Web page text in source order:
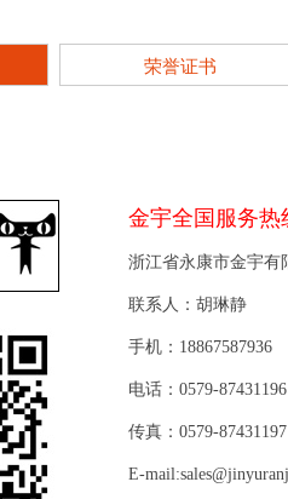
荣誉证书
金宇全国服务热
浙江省永康市金宇有
联系人：胡琳静
手机：18867587936
电话：0579-87431196
传真：0579-87431197
E-